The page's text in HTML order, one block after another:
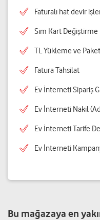
Faturalı hat devir
Sim Kart Değiştirme
TL Yükleme ve Paket
Fatura Tahsilat
Ev İnterneti Sipariş
Ev İnterneti Nakil
Ev İnterneti Tarife
Ev İnterneti
Bu mağazaya en